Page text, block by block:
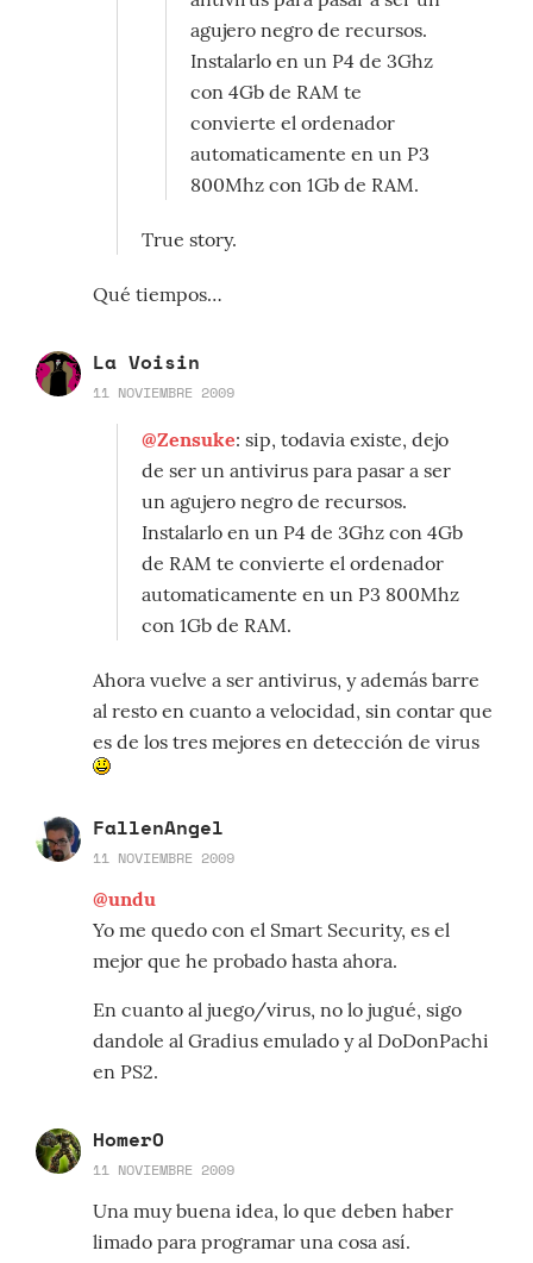
agujero negro de recursos.
Instalarlo en un P4 de 3Ghz
con 4Gb de RAM te
convierte el ordenador
automaticamente en un P3
800Mhz con 1Gb de RAM.
True story.
Qué tiempos…
La Voisin
11 NOVIEMBRE 2009
@Zensuke: sip, todavia existe, dejo
de ser un antivirus para pasar a ser
un agujero negro de recursos.
Instalarlo en un P4 de 3Ghz con 4Gb
de RAM te convierte el ordenador
automaticamente en un P3 800Mhz
con 1Gb de RAM.
Ahora vuelve a ser antivirus, y además barre
al resto en cuanto a velocidad, sin contar que
es de los tres mejores en detección de virus
FallenAngel
11 NOVIEMBRE 2009
@undu
Yo me quedo con el Smart Security, es el
mejor que he probado hasta ahora.
En cuanto al juego/virus, no lo jugué, sigo
dandole al Gradius emulado y al DoDonPachi
en PS2.
HomerO
11 NOVIEMBRE 2009
Una muy buena idea, lo que deben haber
limado para programar una cosa así.